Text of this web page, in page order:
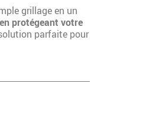
grillage en un
protégeant votre
parfaite pour